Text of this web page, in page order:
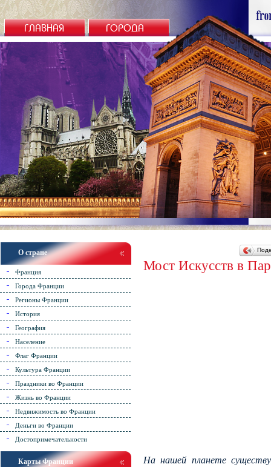
Мост Искусств в
На нашей планете
О стране
Франция
Города Франции
Регионы Франции
История
География
Население
Флаг Франции
Культура Франции
Праздники во Франции
Жизнь во Франции
Недвижимость во Франции
Деньги во Франции
Достопримечательности
Карты Франции
ГЛАВНАЯ ГОРОДА